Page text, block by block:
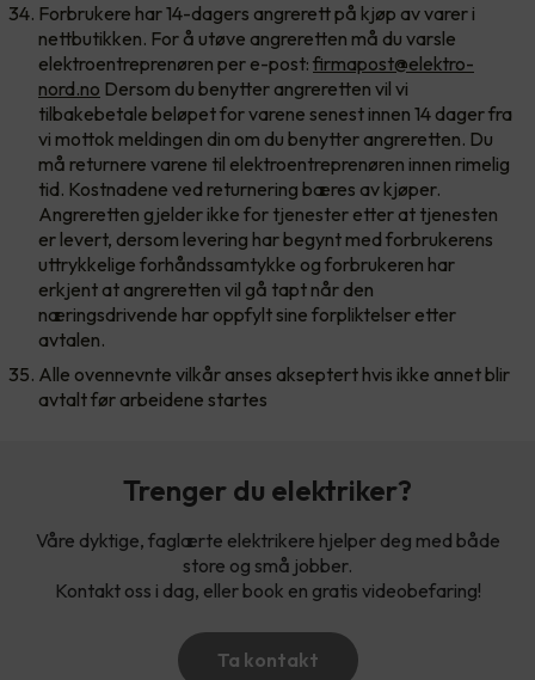
Forbrukere har 14-dagers angrerett på kjøp av varer i
nettbutikken. For å utøve angreretten må du varsle
elektroentreprenøren per e-post: firmapost@elektro-
nord.no Dersom du benytter angreretten vil vi
tilbakebetale beløpet for varene senest innen 14 dager fra
vi mottok meldingen din om du benytter angreretten. Du
må returnere varene til elektroentreprenøren innen rimelig
tid. Kostnadene ved returnering bæres av kjøper.
Angreretten gjelder ikke for tjenester etter at tjenesten
er levert, dersom levering har begynt med forbrukerens
uttrykkelige forhåndssamtykke og forbrukeren har
erkjent at angreretten vil gå tapt når den
næringsdrivende har oppfylt sine forpliktelser etter
avtalen.
Alle ovennevnte vilkår anses akseptert hvis ikke annet blir
avtalt før arbeidene startes
Trenger du elektriker?
Våre dyktige, faglærte elektrikere hjelper deg med både
store og små jobber.
Kontakt oss i dag, eller book en gratis videobefaring!
Ta kontakt